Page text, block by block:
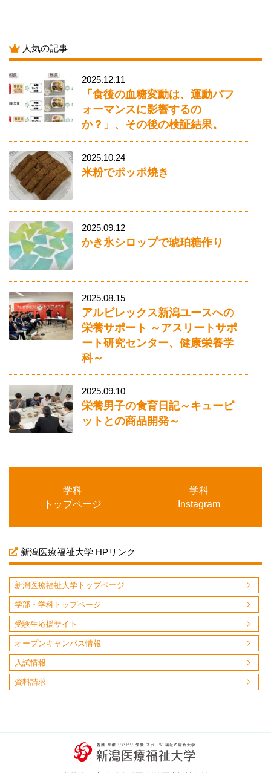
人気の記事
2025.12.11
「食後の血糖変動は、運動パフ
ォーマンスに影響するの
か？」、その後の検証結果。
2025.10.24
米粉でポッポ焼き
2025.09.12
かき氷シロップで琥珀糖作り
2025.08.15
アルビレックス新潟ユースへの
栄養サポート ～アスリートサポ
ート研究センター、健康栄養学
科～
2025.09.10
栄養男子の食育日記～キューピ
ットとの商品開発～
学科
トップページ
学科
Instagram
新潟医療福祉大学 HPリンク
新潟医療福祉大学トップページ
学部・学科トップページ
受験生応援サイト
オープンキャンパス情報
入試情報
資料請求